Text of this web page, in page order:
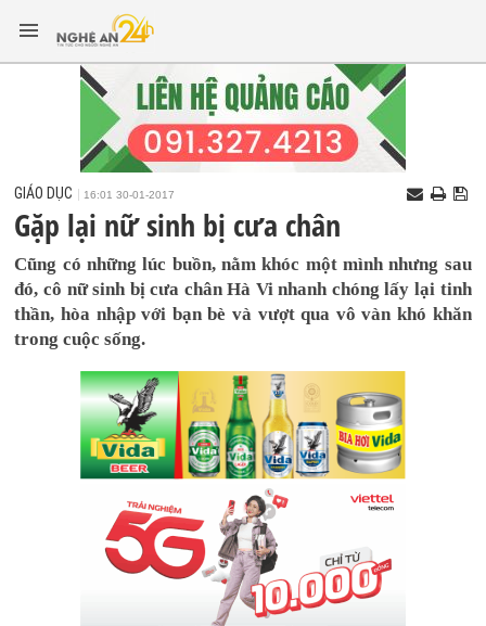
GIÁO DỤC 16:01 30-01-2017
Gặp lại nữ sinh bị cưa chân
Cũng có những lúc buồn, nằm khóc một mình nhưng sau
đó, cô nữ sinh bị cưa chân Hà Vi nhanh chóng lấy lại tinh
thần, hòa nhập với bạn bè và vượt qua vô vàn khó khăn
trong cuộc sống.